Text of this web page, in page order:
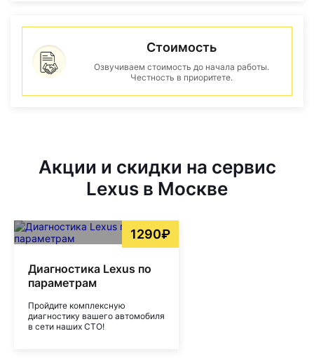
Стоимость
Озвучиваем стоимость до начала работы.
Честность в приоритете.
Акции и скидки на сервис
Lexus в Москве
1290₽
Диагностика Lexus по
параметрам
Пройдите комплексную
диагностику вашего автомобиля
в сети наших СТО!